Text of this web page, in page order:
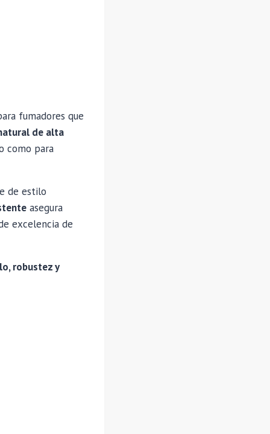
fumadores que
de alta
como para
de estilo
asegura
excelencia de
robustez y